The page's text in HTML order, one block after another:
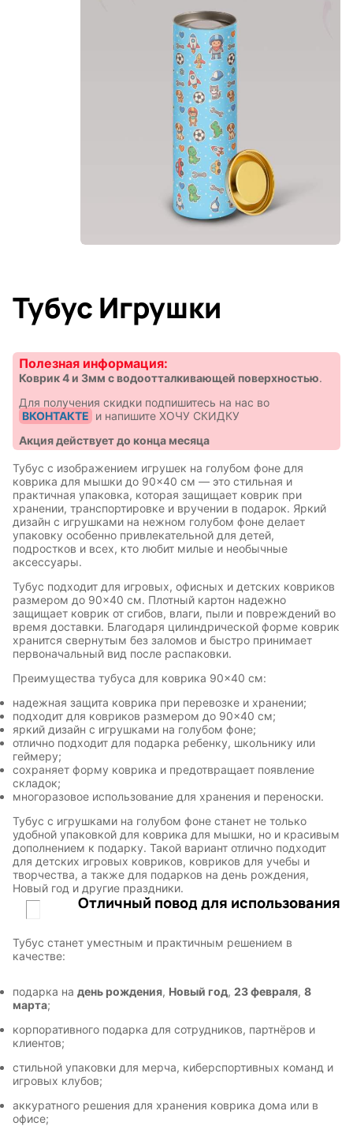
Тубус Игрушки
Полезная информация:
Коврик 4 и 3мм с водоотталкивающей поверхностью.
Для получения скидки подпишитесь на нас во
ВКОНТАКТЕ и напишите ХОЧУ СКИДКУ
Акция действует до конца месяца
Тубус с изображением игрушек на голубом фоне для
коврика для мышки до 90×40 см — это стильная и
практичная упаковка, которая защищает коврик при
хранении, транспортировке и вручении в подарок. Яркий
дизайн с игрушками на нежном голубом фоне делает
упаковку особенно привлекательной для детей,
подростков и всех, кто любит милые и необычные
аксессуары.
Тубус подходит для игровых, офисных и детских ковриков
размером до 90×40 см. Плотный картон надежно
защищает коврик от сгибов, влаги, пыли и повреждений во
время доставки. Благодаря цилиндрической форме коврик
хранится свернутым без заломов и быстро принимает
первоначальный вид после распаковки.
Преимущества тубуса для коврика 90×40 см:
надежная защита коврика при перевозке и хранении;
подходит для ковриков размером до 90×40 см;
яркий дизайн с игрушками на голубом фоне;
отлично подходит для подарка ребенку, школьнику или
геймеру;
сохраняет форму коврика и предотвращает появление
складок;
многоразовое использование для хранения и переноски.
Тубус с игрушками на голубом фоне станет не только
удобной упаковкой для коврика для мышки, но и красивым
дополнением к подарку. Такой вариант отлично подходит
для детских игровых ковриков, ковриков для учебы и
творчества, а также для подарков на день рождения,
Новый год и другие праздники.
Отличный повод для использования
Тубус станет уместным и практичным решением в
качестве:
подарка на день рождения, Новый год, 23 февраля, 8
марта;
корпоративного подарка для сотрудников, партнёров и
клиентов;
стильной упаковки для мерча, киберспортивных команд и
игровых клубов;
аккуратного решения для хранения коврика дома или в
офисе;